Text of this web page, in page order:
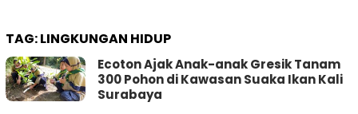
TAG:LINGKUNGAN HIDUP
Ecoton Ajak Anak-anak Gresik Tanam
300 Pohon di Kawasan Suaka Ikan Kali
Surabaya